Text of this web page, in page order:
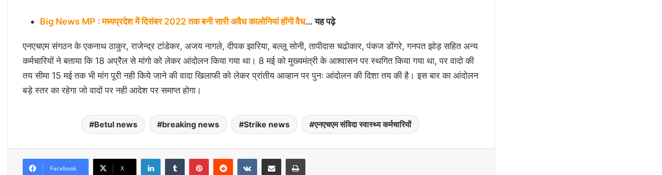
Big News MP : मध्यप्रदेश में दिसंबर 2022 तक बनी सारी अवैध कालोनियां होंगी वैध… यह पढ़े
एनएचएम संगठन के एकनाथ ठाकुर, राजेन्द्र टांडेकर, अजय नागले, दीपक झारिया, बल्लू सोनी, तापीदास चढोकार, पंकज डोंगरे, गनपत झोड़ सहित अन्य
कर्मचारियों ने बताया कि 18 अप्रैल से मांगो को लेकर आंदोलन किया गया था। 8 मई को मुख्यमंत्री के आश्वासन पर स्थगित किया गया था, पर वादो की
तय सीमा 15 मई तक भी मांग पूरी नही किये जाने की वादा खिलाफी को लेकर प्रांतीय आव्हान पर पुनः आंदोलन की दिशा तय की है। इस बार का आंदोलन
बड़े स्तर का रहेगा जो वादों पर नही आदेश पर समाप्त होगा।
Betul news breaking news Strike news एनएचएम संविदा स्वास्थ्य कर्मचारियों
Facebook X